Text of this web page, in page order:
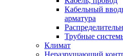
Кабельный
арматура
Трубные
Климат